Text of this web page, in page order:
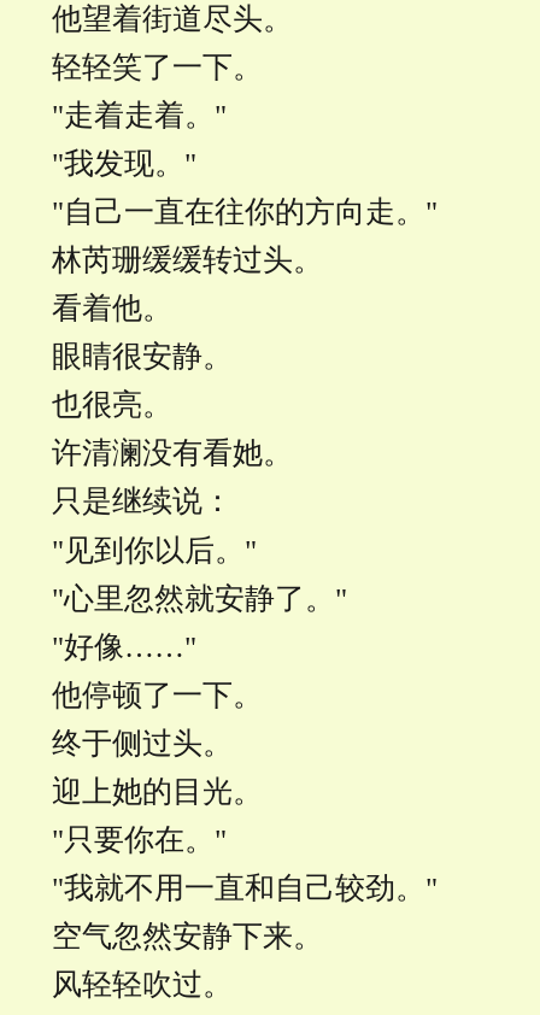
他望着街道尽头。
轻轻笑了一下。
"走着走着。"
"我发现。"
"自己一直在往你的方向走。"
林芮珊缓缓转过头。
看着他。
眼睛很安静。
也很亮。
许清澜没有看她。
只是继续说：
"见到你以后。"
"心里忽然就安静了。"
"好像……"
他停顿了一下。
终于侧过头。
迎上她的目光。
"只要你在。"
"我就不用一直和自己较劲。"
空气忽然安静下来。
风轻轻吹过。